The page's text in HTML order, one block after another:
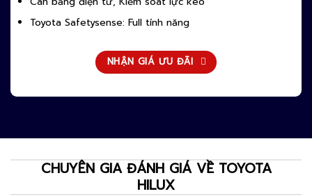
Toyota Safetysense: Full tính năng
NHẬN GIÁ ƯU ĐÃI
CHUYÊN GIA ĐÁNH GIÁ VỀ TOYOTA
HILUX